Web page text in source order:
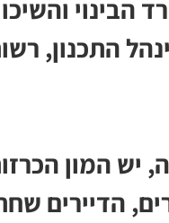
התכנון,
יש המון
הדיירים